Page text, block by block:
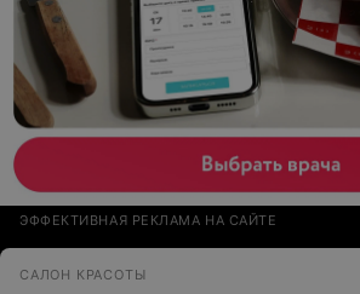
ЭФФЕКТИВНАЯ РЕКЛАМА НА САЙТЕ
САЛОН КРАСОТЫ